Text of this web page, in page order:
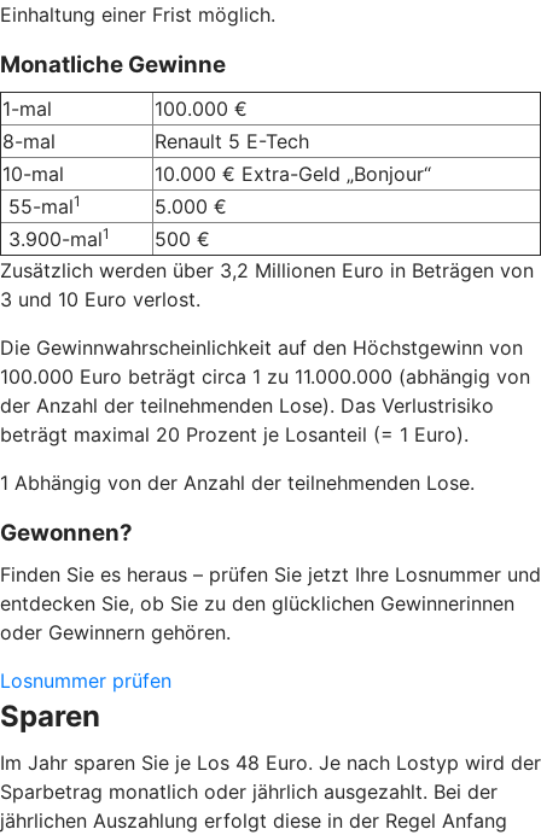
Einhaltung einer Frist möglich.
Monatliche Gewinne
1-mal
100.000 €
8-mal
Renault 5 E-Tech
10-mal
10.000 € Extra-Geld „Bonjour“
55-mal1
5.000 €
3.900-mal1
500 €
Zusätzlich werden über 3,2 Millionen Euro in Beträgen von
3 und 10 Euro verlost.
Die Gewinnwahrscheinlichkeit auf den Höchstgewinn von
100.000 Euro beträgt circa 1 zu 11.000.000 (abhängig von
der Anzahl der teilnehmenden Lose). Das Verlustrisiko
beträgt maximal 20 Prozent je Losanteil (= 1 Euro).
1 Abhängig von der Anzahl der teilnehmenden Lose.
Gewonnen?
Finden Sie es heraus – prüfen Sie jetzt Ihre Losnummer und
entdecken Sie, ob Sie zu den glücklichen Gewinnerinnen
oder Gewinnern gehören.
Losnummer prüfen
Sparen
Im Jahr sparen Sie je Los 48 Euro. Je nach Lostyp wird der
Sparbetrag monatlich oder jährlich ausgezahlt. Bei der
jährlichen Auszahlung erfolgt diese in der Regel Anfang